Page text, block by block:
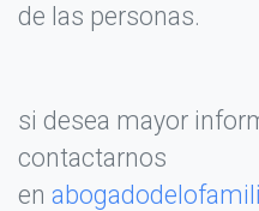
de las personas.
si desea mayor
contactarnos
en